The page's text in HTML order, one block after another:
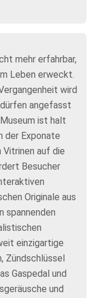
mehr erfahrbar,
Leben erweckt.
wird
angefasst
ist halt
der Exponate
Vitrinen auf die
Besucher
Originale aus
spannenden
einzigartige
Zündschlüssel
Gaspedal und
und